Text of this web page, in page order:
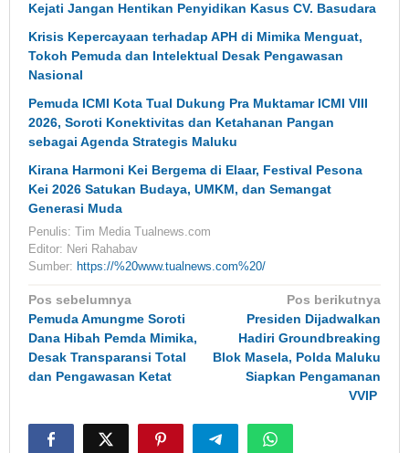
Kejati Jangan Hentikan Penyidikan Kasus CV. Basudara
Krisis Kepercayaan terhadap APH di Mimika Menguat,
Tokoh Pemuda dan Intelektual Desak Pengawasan
Nasional
Pemuda ICMI Kota Tual Dukung Pra Muktamar ICMI VIII
2026, Soroti Konektivitas dan Ketahanan Pangan
sebagai Agenda Strategis Maluku
Kirana Harmoni Kei Bergema di Elaar, Festival Pesona
Kei 2026 Satukan Budaya, UMKM, dan Semangat
Generasi Muda
Penulis: Tim Media Tualnews.com
Editor: Neri Rahabav
Sumber: https://%20www.tualnews.com%20/
Navigasi
pos
Pos sebelumnya
Pemuda Amungme Soroti
Dana Hibah Pemda Mimika,
Desak Transparansi Total
dan Pengawasan Ketat
Pos berikutnya
Presiden Dijadwalkan
Hadiri Groundbreaking
Blok Masela, Polda Maluku
Siapkan Pengamanan
VVIP